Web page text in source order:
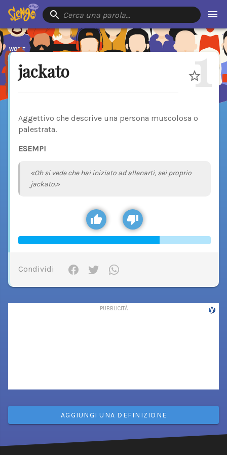
Cerca una parola…
jackato 1
Aggettivo che descrive una persona muscolosa o
palestrata.
ESEMPI
«Oh si vede che hai iniziato ad allenarti, sei proprio
jackato.»
Condividi
AGGIUNGI UNA DEFINIZIONE